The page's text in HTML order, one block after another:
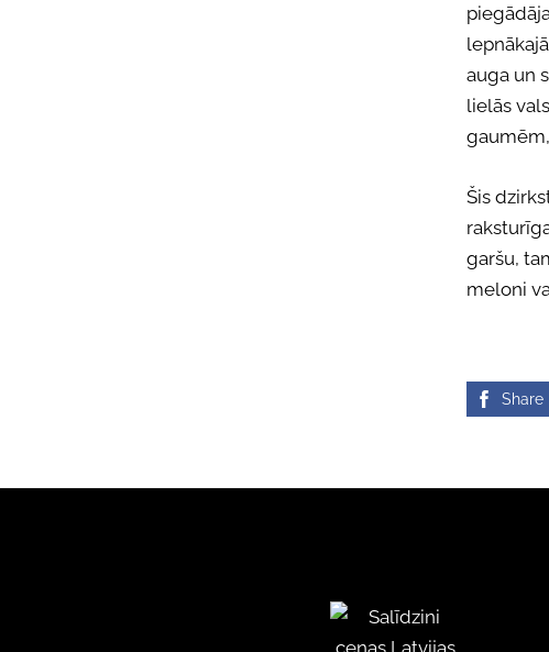
auga un
lielās
Šis
garšu,
meloni
Share